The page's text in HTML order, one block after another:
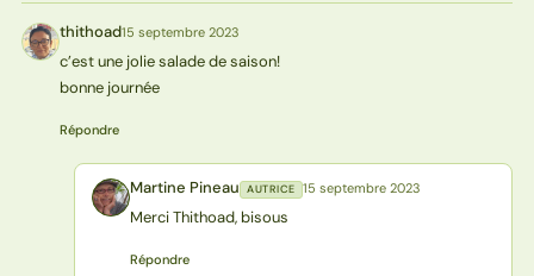
T thithoad15 septembre 2023
c’est une jolie salade de saison!
bonne journée
Répondre
MP Martine Pineau AUTRICE 15 septembre 2023
Merci Thithoad, bisous
Répondre